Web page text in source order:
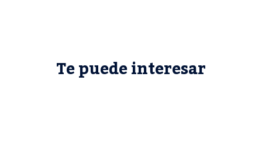
Te puede interesar